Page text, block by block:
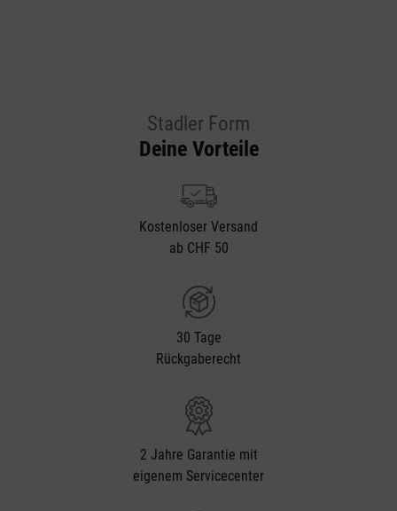
Stadler Form
Deine Vorteile
Kostenloser Versand
ab CHF 50
30 Tage
Rückgaberecht
2 Jahre Garantie mit
eigenem Servicecenter